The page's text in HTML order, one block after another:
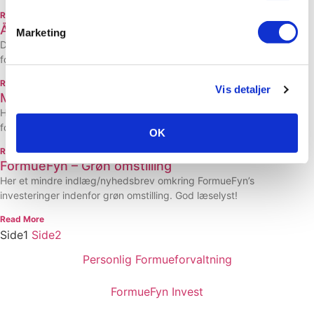
Marketing
Vis detaljer
OK
Read More
Året med udsving
December 2023 Vi har her lavet et lille skriv omkring året 2023, lidt
forventninger til året 2024 og én nyhed.
Read More
Mød FormueFyn
Her i 1. episode får man en introduktion til FormueFyn. Filmen
foregår ved FormueFyns kontor på Nordfyn, hvor Claus også
Read More
FormueFyn – Grøn omstilling
Her et mindre indlæg/nyhedsbrev omkring FormueFyn’s
investeringer indenfor grøn omstilling. God læselyst!
Read More
Side1 Side2
Personlig Formueforvaltning
FormueFyn Invest